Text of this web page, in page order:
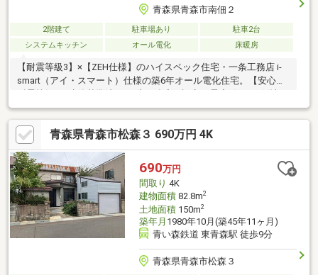
青森県青森市南佃２
2階建て 駐車場あり
駐車2台
システムキッチン
オール電化 床暖房
【耐震等級3】×【ZEH仕様】のハイスペック住宅・一条工務店 i-
smart（アイ・スマート）仕様の築6年オール電化住宅。【安心】
恐れが低い、高水準の安全性を確保。【断熱性能】全窓にトリプ
ルガラスを採用。冬期の融雪設備使用時でも、高い住宅性能によ
りエネルギー消費を抑え、効率的な暖房・融雪を実現。【光熱費
の優位性】太陽光発電による売電収入があるため、月々の実質的
な支払額を抑えることが可能です。オール電化でありながら、住
宅性能の高さにより、家計に優しい住まいとなっています。
青森県青森市松森３ 690万円 4K
690万円
間取り 4K
建物面積82.8m2
土地面積150m2
築年月 1980年10月(築45年11ヶ月)
青い森鉄道 東青森駅 徒歩9分
青森県青森市松森３